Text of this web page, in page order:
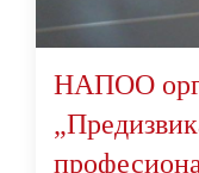
НАПОО